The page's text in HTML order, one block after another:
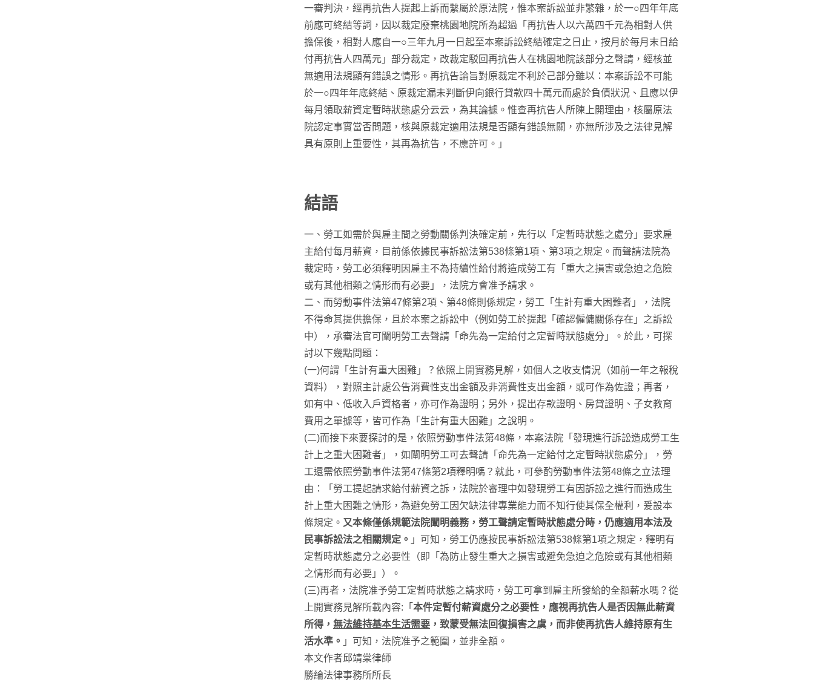
一審判決，經再抗告人提起上訴而繫屬於原法院，惟本案訴訟並非繁雜，於一○四年年底
前應可終結等詞，因以裁定廢棄桃園地院所為超過「再抗告人以六萬四千元為相對人供
擔保後，相對人應自一○三年九月一日起至本案訴訟終結確定之日止，按月於每月末日給
付再抗告人四萬元」部分裁定，改裁定駁回再抗告人在桃園地院該部分之聲請，經核並
無適用法規顯有錯誤之情形。再抗告論旨對原裁定不利於己部分雖以：本案訴訟不可能
於一○四年年底終結、原裁定漏未判斷伊向銀行貸款四十萬元而處於負債狀況、且應以伊
每月領取薪資定暫時狀態處分云云，為其論據。惟查再抗告人所陳上開理由，核屬原法
院認定事實當否問題，核與原裁定適用法規是否顯有錯誤無關，亦無所涉及之法律見解
具有原則上重要性，其再為抗告，不應許可。」
結語
一、勞工如需於與雇主間之勞動關係判決確定前，先行以「定暫時狀態之處分」要求雇
主給付每月薪資，目前係依據民事訴訟法第538條第1項、第3項之規定。而聲請法院為
裁定時，勞工必須釋明因雇主不為持續性給付將造成勞工有「重大之損害或急迫之危險
或有其他相類之情形而有必要」，法院方會准予請求。
二、而勞動事件法第47條第2項、第48條則係規定，勞工「生計有重大困難者」，法院
不得命其提供擔保，且於本案之訴訟中（例如勞工於提起「確認僱傭關係存在」之訴訟
中），承審法官可闡明勞工去聲請「命先為一定給付之定暫時狀態處分」。於此，可探
討以下幾點問題：
(一)何謂「生計有重大困難」？依照上開實務見解，如個人之收支情況（如前一年之報稅
資料），對照主計處公告消費性支出金額及非消費性支出金額，或可作為佐證；再者，
如有中、低收入戶資格者，亦可作為證明；另外，提出存款證明、房貸證明、子女教育
費用之單據等，皆可作為「生計有重大困難」之說明。
(二)而接下來要探討的是，依照勞動事件法第48條，本案法院「發現進行訴訟造成勞工生
計上之重大困難者」，如闡明勞工可去聲請「命先為一定給付之定暫時狀態處分」，勞
工還需依照勞動事件法第47條第2項釋明嗎？就此，可參酌勞動事件法第48條之立法理
由：「勞工提起請求給付薪資之訴，法院於審理中如發現勞工有因訴訟之進行而造成生
計上重大困難之情形，為避免勞工因欠缺法律專業能力而不知行使其保全權利，爰設本
條規定。 又本條僅係規範法院闡明義務，勞工聲請定暫時狀態處分時，仍應適用本法及
民事訴訟法之相關規定。 」可知，勞工仍應按民事訴訟法第538條第1項之規定，釋明有
定暫時狀態處分之必要性（即「為防止發生重大之損害或避免急迫之危險或有其他相類
之情形而有必要」）。
(三)再者，法院准予勞工定暫時狀態之請求時，勞工可拿到雇主所發給的全額薪水嗎？從
上開實務見解所載內容:「 本件定暫付薪資處分之必要性，應視再抗告人是否因無此薪資
所得， 無法維持基本生活需要 ，致蒙受無法回復損害之虞，而非使再抗告人維持原有生
活水準。 」可知，法院准予之範圍，並非全額。
本文作者邱靖棠律師
勝綸法律事務所所長